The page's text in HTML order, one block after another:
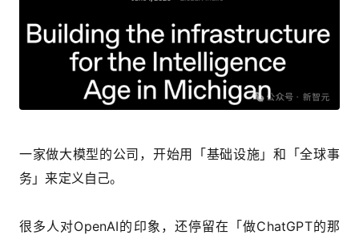
一家做大模型的公司，开始用「基础设施」和「全球事
务」来定义自己。
很多人对OpenAI的印象，还停留在「做ChatGPT的那